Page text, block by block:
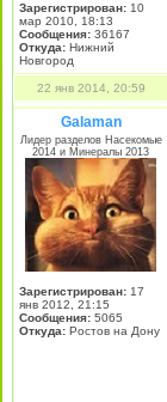
Зарегистрирован: 10
мар 2010, 18:13
Сообщения: 36167
Откуда: Нижний
Новгород
22 янв 2014, 20:59
Galaman
Лидер разделов Насекомые
2014 и Минералы 2013
Зарегистрирован: 17
янв 2012, 21:15
Сообщения: 5065
Откуда: Ростов на Дону